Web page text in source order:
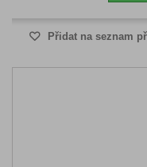
Přidat na seznam